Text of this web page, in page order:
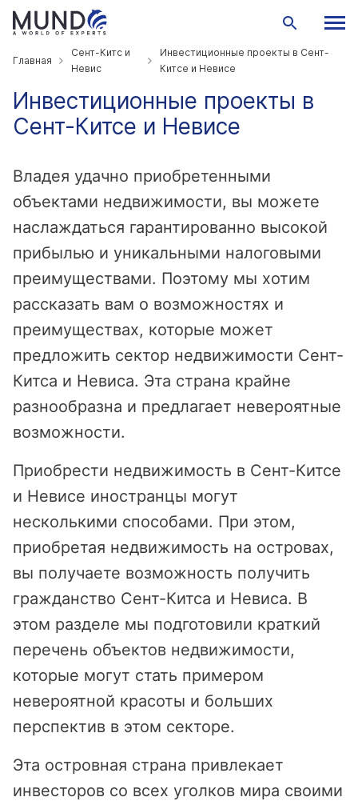
Главная
Сент-Китс и
Невис
Инвестиционные проекты в Сент-
Китсе и Невисе
Инвестиционные проекты в
Сент-Китсе и Невисе
Владея удачно приобретенными
объектами недвижимости, вы можете
наслаждаться гарантированно высокой
прибылью и уникальными налоговыми
преимуществами. Поэтому мы хотим
рассказать вам о возможностях и
преимуществах, которые может
предложить сектор недвижимости Сент-
Китса и Невиса. Эта страна крайне
разнообразна и предлагает невероятные
возможности.
Приобрести недвижимость в Сент-Китсе
и Невисе иностранцы могут
несколькими способами. При этом,
приобретая недвижимость на островах,
вы получаете возможность получить
гражданство Сент-Китса и Невиса. В
этом разделе мы подготовили краткий
перечень объектов недвижимости,
которые могут стать примером
невероятной красоты и больших
перспектив в этом секторе.
Эта островная страна привлекает
инвесторов со всех уголков мира своими